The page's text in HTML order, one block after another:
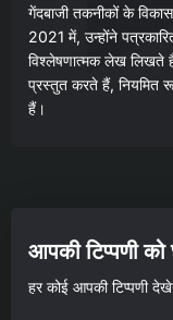
गेंदबाजी तकनीकों के
2021 में, उन्होंने
विश्लेषणात्मक लेख लिखते
प्रस्तुत करते हैं, नियमित
हैं।
आपकी टिप्पणी को
हर कोई आपकी टिप्पणी